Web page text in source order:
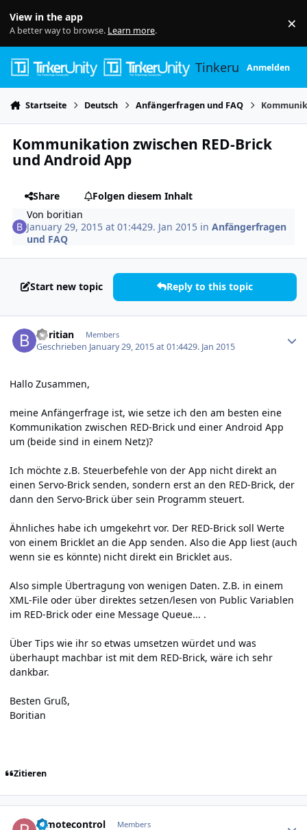
View in the app
A better way to browse. Learn more. ×
TinkerunityAnmelden
Startseite Deutsch Anfängerfragen und FAQ
Kommunikation zwischen RED-Brick
und Android App
Share
Folgen diesem Inhalt
Von boritian
January 29, 2015 at 01:4429. Jan 2015 inAnfängerfragen
und FAQ
Start new topic Reply to this topic
boritian Members
Geschrieben January 29, 2015 at 01:4429. Jan 2015
Hallo Zusammen,
meine Anfängerfrage ist, wie setze ich den am besten eine
Kommunikation zwischen RED-Brick und einer Android App
um (beide sind in einem Netz)?
Ich möchte z.B. Steuerbefehle von der App nicht direkt an
einen Servo-Brick senden, sondern erst an den RED-Brick, der
dann den Servo-Brick über sein Programm steuert.
Ähnliches habe ich umgekehrt vor. Der RED-Brick soll Werte
von einem Bricklet an die App senden. Also die App liest (auch
wenn sie es könnte) nicht direkt ein Bricklet aus.
Also simple Übertragung von wenigen Daten. Z.B. in einem
XML-File oder über direktes setzen/lesen von Public Variablen
im RED-Brick oder eine Message Queue... .
Über Tips wie ihr so etwas umsetzen würdet und was
überhaupt machbar ist mit dem RED-Brick, wäre ich sehr
dankbar.
Besten Gruß,
Boritian
Zitieren
remotecontrol Members